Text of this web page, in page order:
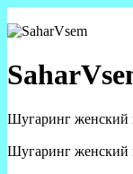
Шугаринг женский
Шугаринг женский